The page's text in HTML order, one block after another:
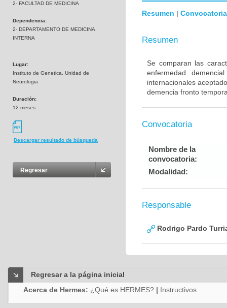
2- FACULTAD DE MEDICINA
Dependencia:
2- DEPARTAMENTO DE MEDICINA
INTERNA
Lugar:
Instituto de Genetica. Unidad de
Neurologia
Duración:
12 meses
Descargar resultado de búsqueda
Regresar
Resumen | Convocatoria
Resumen
Se comparan las
enfermedad
internacionales
demencia fronto
Convocatoria
Nombre de la
convocatoria:
Modalidad:
Responsable
Rodrigo Pardo
Regresar a la página inicial
Acerca de Hermes: ¿Qué es HERMES? | Instructivos